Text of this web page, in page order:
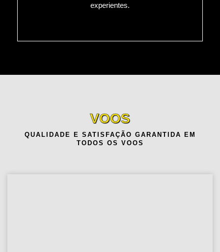
experientes.
VOOS
QUALIDADE E SATISFAÇÃO GARANTIDA EM
TODOS OS VOOS